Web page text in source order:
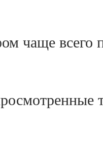
чаще всего